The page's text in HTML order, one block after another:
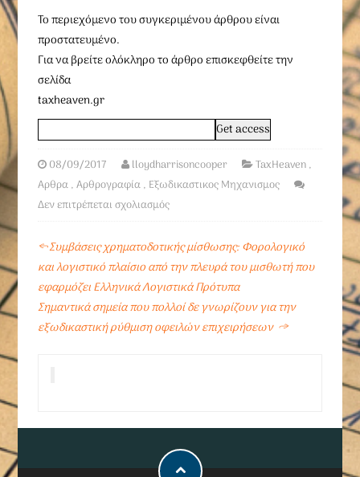
To περιεχόμενο του συγκεριμένου άρθρου είναι
προστατευμένο.
Για να βρείτε ολόκληρο το άρθρο επισκεφθείτε την
σελίδα
taxheaven.gr
08/09/2017 lloydharrisoncooper TaxHeaven,
Αρθρα,Αρθρογραφία, Εξωδικαστικος Μηχανισμος
Δεν επιτρέπεται σχολιασμός
←Συμβάσεις χρηματοδοτικής μίσθωσης: Φορολογικό
και λογιστικό πλαίσιο από την πλευρά του μισθωτή που
εφαρμόζει Ελληνικά Λογιστικά Πρότυπα
Σημαντικά σημεία που πολλοί δε γνωρίζουν για την
εξωδικαστική ρύθμιση οφειλών επιχειρήσεων →